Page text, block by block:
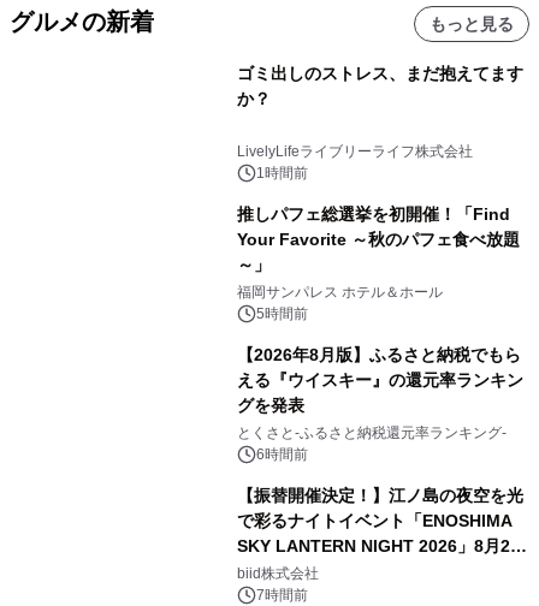
グルメの新着 もっと見る
ゴミ出しのストレス、まだ抱えてます
か？
LivelyLifeライブリーライフ株式会社
1時間前
推しパフェ総選挙を初開催！「Find
Your Favorite ～秋のパフェ食べ放題
～」
福岡サンパレス ホテル＆ホール
5時間前
【2026年8月版】ふるさと納税でもら
える『ウイスキー』の還元率ランキン
グを発表
とくさと-ふるさと納税還元率ランキング-
6時間前
【振替開催決定！】江ノ島の夜空を光
で彩るナイトイベント「ENOSHIMA
SKY LANTERN NIGHT 2026」8月22
日(土)振替開催＆受付スタート！
biid株式会社
7時間前